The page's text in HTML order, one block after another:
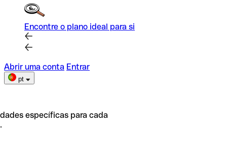
Encontre o plano ideal para si
Abrir uma conta Entrar
pt
específicas para cada